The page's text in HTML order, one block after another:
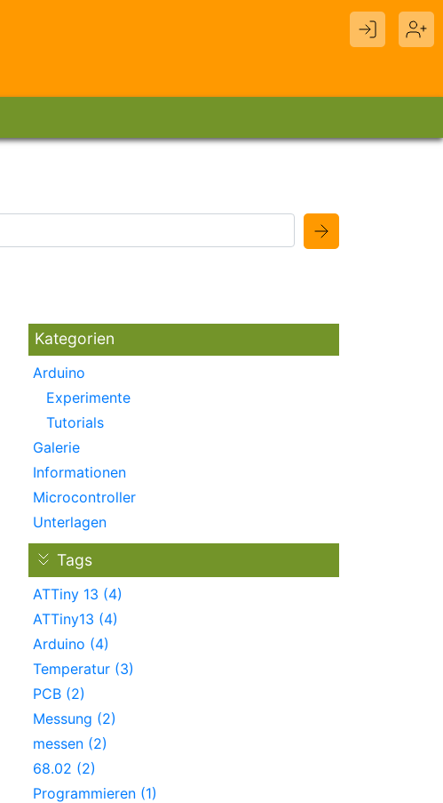
Kategorien
Arduino
Experimente
Tutorials
Galerie
Informationen
Microcontroller
Unterlagen
Tags
ATTiny 13 (4)
ATTiny13 (4)
Arduino (4)
Temperatur (3)
PCB (2)
Messung (2)
messen (2)
68.02 (2)
Programmieren (1)